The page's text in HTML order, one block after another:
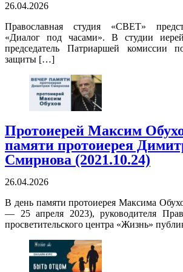
26.04.2026
Православная студия «СВЕТ»
«Диалог под часами». В студии
председатель Патриаршей комиссии
защиты […]
Протоиерей Максим
памяти протоиерея
Смирнова (2021.10.24)
26.04.2026
В день памяти протоиерея Максима
— 25 апреля 2023), руководителя
просветительского центра «Жизнь»